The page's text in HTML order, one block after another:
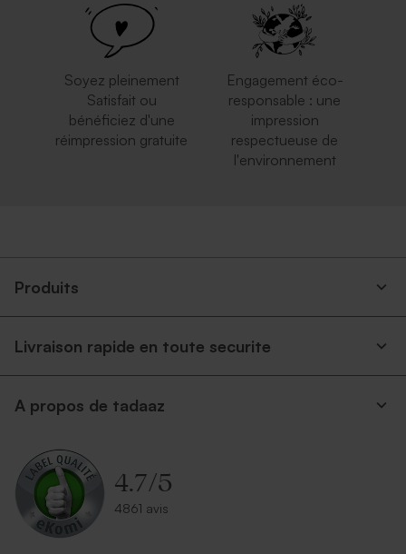
Soyez pleinement
Satisfait ou
bénéficiez d'une
réimpression gratuite
Engagement éco-
responsable : une
impression
respectueuse de
l'environnement
Produits
Livraison rapide en toute securite
A propos de tadaaz
4.7/5
4861 avis